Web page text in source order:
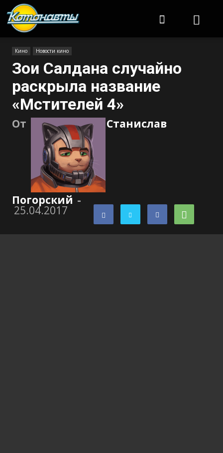
Кино Новости кино
Зои Салдана случайно
раскрыла название
«Мстителей 4»
От Станислав
Погорский -
25.04.2017